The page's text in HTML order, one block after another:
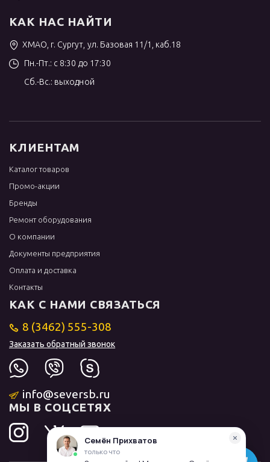
КАК НАС НАЙТИ
ХМАО, г. Сургут, ул. Базовая 11/1, каб.18
Пн.-Пт.: с 8:30 до 17:30
Сб.-Вс.: выходной
КЛИЕНТАМ
Каталог товаров
Промо-акции
Бренды
Ремонт оборудования
О компании
Документы предприятия
Оплата и доставка
Контакты
КАК С НАМИ СВЯЗАТЬСЯ
8 (3462) 555-308
Заказать обратный звонок
info@seversb.ru
МЫ В СОЦСЕТЯХ